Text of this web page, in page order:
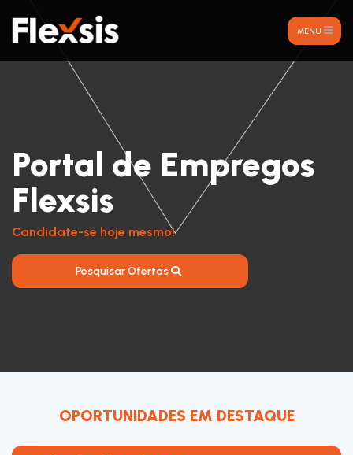
MENU
Portal de Empregos
Flexsis
Candidate-se hoje mesmo!
Pesquisar Ofertas
OPORTUNIDADES EM DESTAQUE